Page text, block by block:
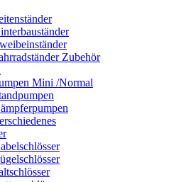
Zubehör
Mini /Normal